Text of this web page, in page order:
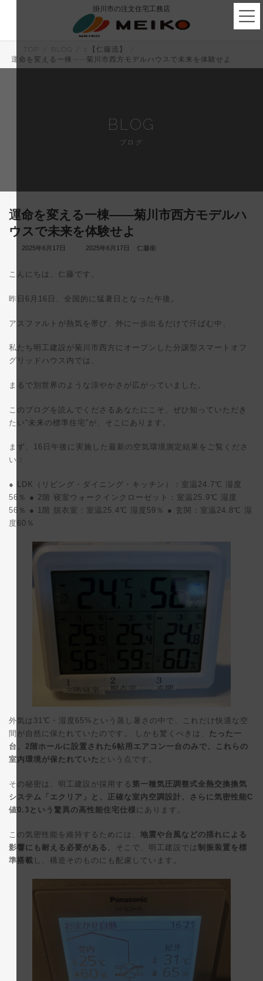
ス
ン
掛川市の注文住宅工務店
TOP BLOG
1.【仁藤流】
運命を変える一棟——菊川市西方モデルハウスで未来を体験せよ
BLOG
ブログ
運命を変える一棟——菊川市西方モデルハ
ウスで未来を体験せよ
2025年6月17日
最
新
:
2025年6月17日 仁藤衛
こんにちは、仁藤です。
昨日6月16日、全国的に猛暑日となった午後。
アスファルトが熱気を帯び、外に一歩出るだけで汗ばむ中、
私たち明工建設が菊川市西方にオープンした分譲型スマートオフ
グリッドハウス内では、
まるで別世界のような涼やかさが広がっていました。
このブログを読んでくださるあなたにこそ、ぜひ知っていただき
たい“未来の標準住宅”が、そこにあります。
まず、16日午後に実施した最新の空気環境測定結果をご覧くださ
い：
● LDK（リビング・ダイニング・キッチン）：室温24.7℃ 湿度
56％ ● 2階 寝室ウォークインクローゼット：室温25.9℃ 湿度
56％ ● 1階 脱衣室：室温25.4℃ 湿度59％ ● 玄関：室温24.8℃ 湿
度60％
外気は31℃・湿度65%という蒸し暑さの中で、これだけ快適な空
間が自然に保たれていたのです。 しかも驚くべきは、 たった一
台、2階ホールに設置された6帖用エアコン一台のみで、これらの
室内環境が保たれていた という点です。
その秘密は、明工建設が採用する 第一種気圧調整式全熱交換換気
システム「エクリア」
と、 正確な室内空調設計 、さらに 気密性能C
値0.3という驚異の高性能住宅仕様にあります。
この気密性能を維持するためには、 地震や台風などの揺れによる
影響にも耐える必要がある
。そこで、明工建設では制振装置を標
準搭載 し、構造そのものにも配慮しています。